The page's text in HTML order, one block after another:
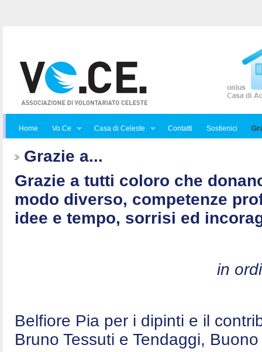
Home Vo.Ce Casa di Celeste Contatti Sostienici
Grazie a...
Grazie a tutti coloro che
modo diverso, competenze
idee e tempo, sorrisi ed
in
Belfiore Pia per i dipinti e il
Bruno Tessuti e Tendaggi,